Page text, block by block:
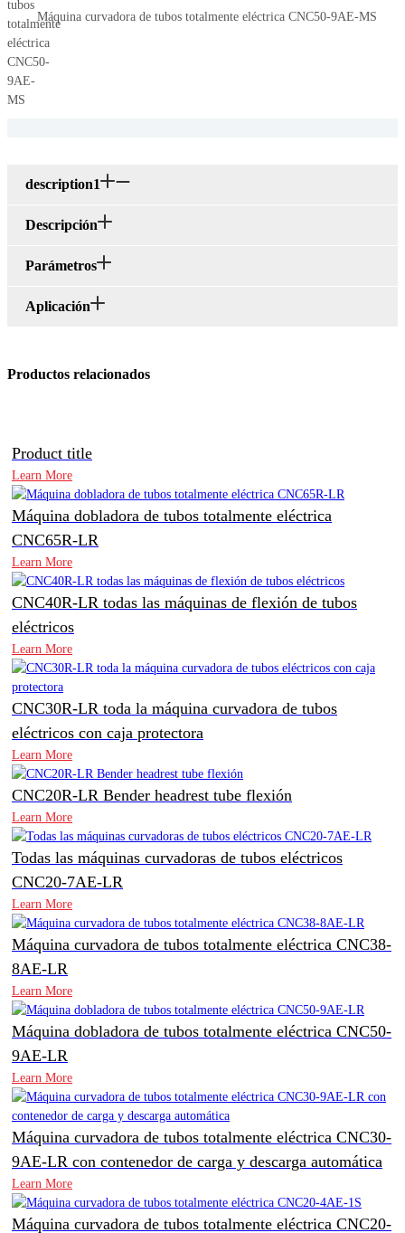
Máquina curvadora de tubos totalmente eléctrica CNC50-9AE-MS
description1
Descripción
Parámetros
Aplicación
Productos relacionados
Product title
Learn More
Máquina dobladora de tubos totalmente eléctrica
CNC65R-LR
Learn More
CNC40R-LR todas las máquinas de flexión de tubos
eléctricos
Learn More
CNC30R-LR toda la máquina curvadora de tubos
eléctricos con caja protectora
Learn More
CNC20R-LR Bender headrest tube flexión
Learn More
Todas las máquinas curvadoras de tubos eléctricos
CNC20-7AE-LR
Learn More
Máquina curvadora de tubos totalmente eléctrica CNC38-
8AE-LR
Learn More
Máquina dobladora de tubos totalmente eléctrica CNC50-
9AE-LR
Learn More
Máquina curvadora de tubos totalmente eléctrica CNC30-
9AE-LR con contenedor de carga y descarga automática
Learn More
Máquina curvadora de tubos totalmente eléctrica CNC20-